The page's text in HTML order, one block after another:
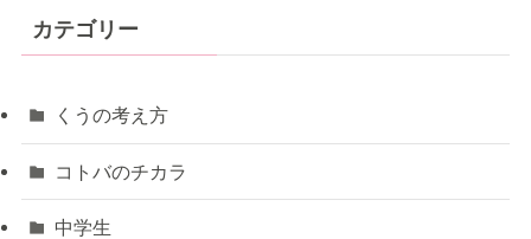
カテゴリー
くうの考え方
コトバのチカラ
中学生